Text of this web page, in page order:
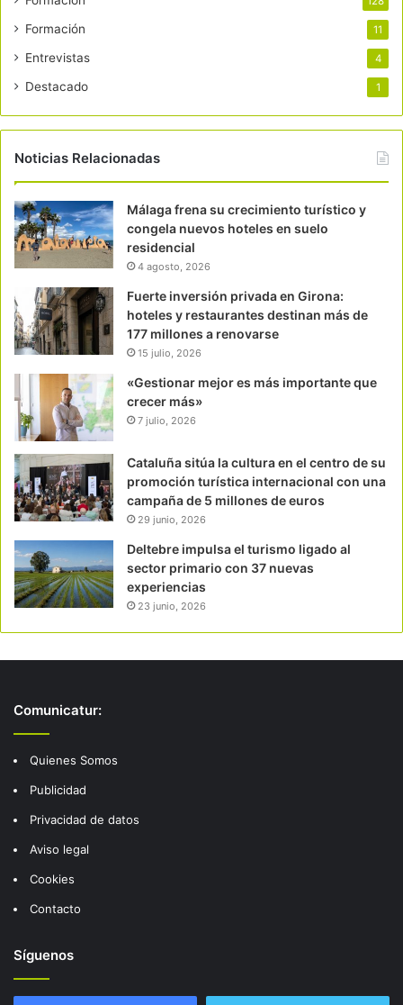
Formación 11
Entrevistas 4
Destacado 1
Noticias Relacionadas
Málaga frena su crecimiento turístico y
congela nuevos hoteles en suelo
residencial
4 agosto, 2026
Fuerte inversión privada en Girona:
hoteles y restaurantes destinan más de
177 millones a renovarse
15 julio, 2026
«Gestionar mejor es más importante que
crecer más»
7 julio, 2026
Cataluña sitúa la cultura en el centro de su
promoción turística internacional con una
campaña de 5 millones de euros
29 junio, 2026
Deltebre impulsa el turismo ligado al
sector primario con 37 nuevas
experiencias
23 junio, 2026
Comunicatur:
Quienes Somos
Publicidad
Privacidad de datos
Aviso legal
Cookies
Contacto
Síguenos